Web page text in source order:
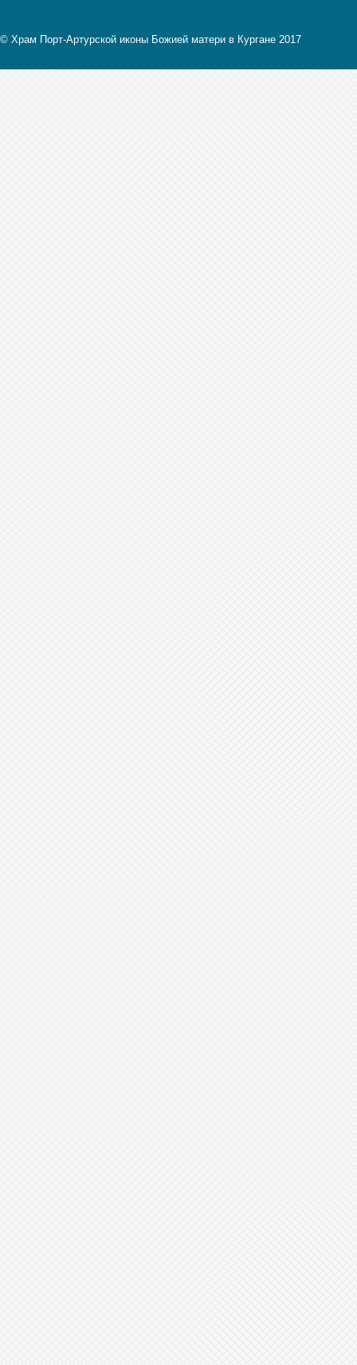
© Храм Порт-Артурской иконы Божией матери в Кургане 2017